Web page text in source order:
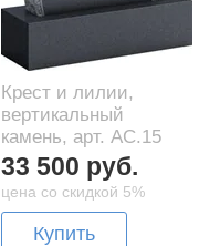
Крест и лилии,
вертикальный
камень, арт. AC.15
33 500 руб.
цена со скидкой 5%
Купить